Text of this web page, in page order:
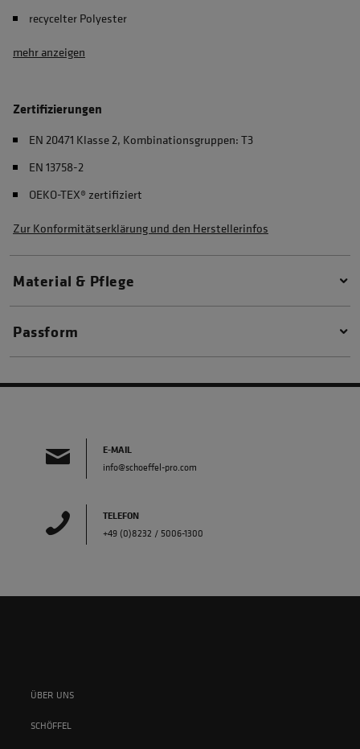
recycelter Polyester
mehr anzeigen
Zertifizierungen
EN 20471 Klasse 2, Kombinationsgruppen: T3
EN 13758-2
OEKO-TEX® zertifiziert
Zur Konformitätserklärung und den Herstellerinfos
Material & Pflege
Passform
E-MAIL
info@schoeffel-pro.com
TELEFON
+49 (0)8232 / 5006-1300
ÜBER UNS
SCHÖFFEL